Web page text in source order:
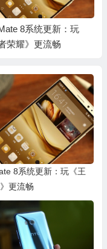
奇葩手机配件 看完果
眼界
8系统更新：玩《王
更流畅